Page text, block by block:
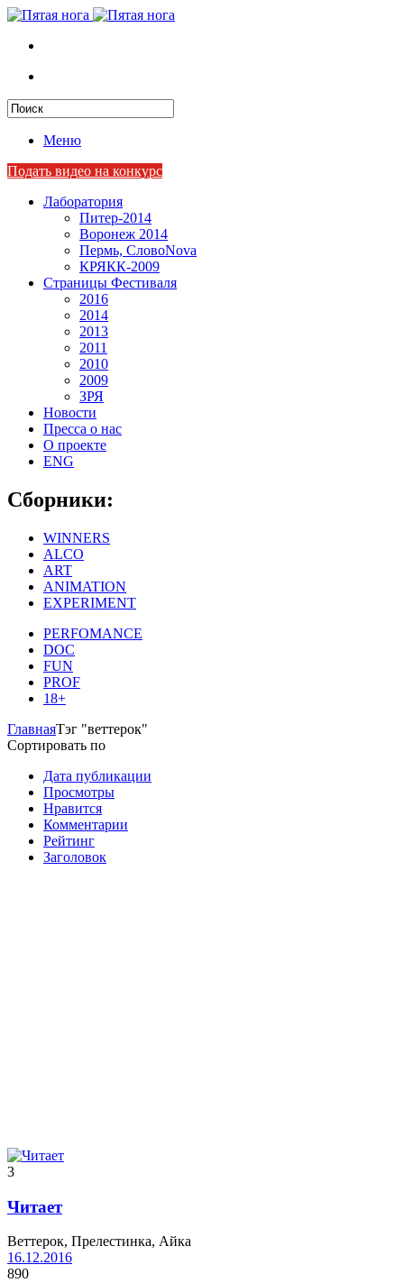
Меню
Подать видео на конкурс
Лаборатория
Питер-2014
Воронеж 2014
Пермь, СловоNova
КРЯКК-2009
Страницы Фестиваля
2016
2014
2013
2011
2010
2009
ЗРЯ
Новости
Пресса о нас
О проекте
ENG
Сборники:
WINNERS
ALCO
ART
ANIMATION
EXPERIMENT
PERFOMANCE
DOC
FUN
PROF
18+
ГлавнаяТэг "веттерок"
Сортировать по
Дата публикации
Просмотры
Нравится
Комментарии
Рейтинг
Заголовок
3
Читает
Веттерок, Прелестинка, Айка
16.12.2016
890